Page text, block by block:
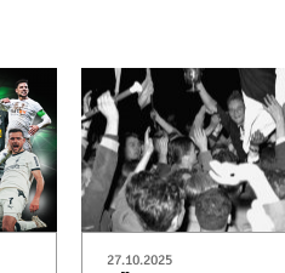
27.10.2025